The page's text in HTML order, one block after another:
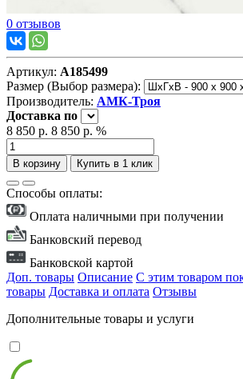
0 отзывов
Артикул: А185499
Размер (Выбор размера):
Производитель: АМК-Троя
Доставка по
8 850 р. 8 850 р. %
В корзину Купить в 1 клик
Способы оплаты:
Оплата наличными при получении
Банковский перевод
Банковской картой
Доп. товары Описание С этим товаром
товары Доставка и оплата Отзывы
Дополнительные товары и услуги